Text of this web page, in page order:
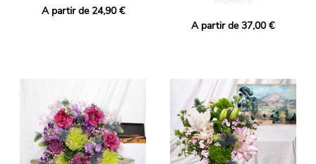
A partir de 24,90 €
A partir de 37,00 €